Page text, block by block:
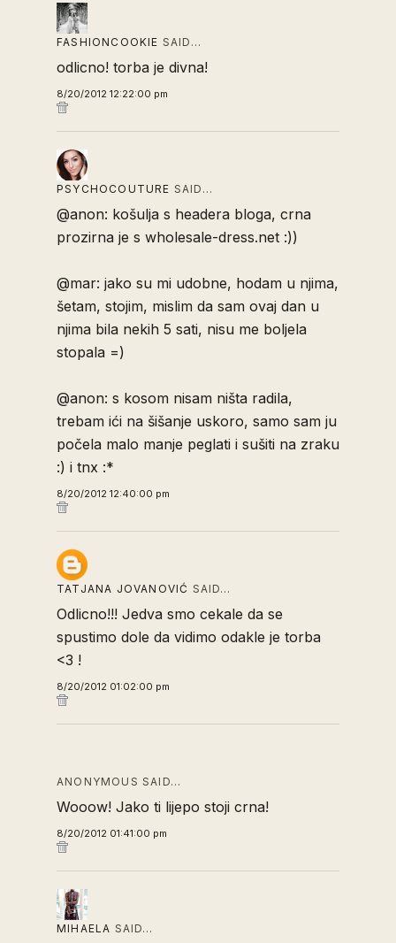
FASHIONCOOKIE SAID…
odlicno! torba je divna!
8/20/2012 12:22:00 pm
PSYCHOCOUTURE SAID…
@anon: košulja s headera bloga, crna
prozirna je s wholesale-dress.net :))
@mar: jako su mi udobne, hodam u njima,
šetam, stojim, mislim da sam ovaj dan u
njima bila nekih 5 sati, nisu me boljela
stopala =)
@anon: s kosom nisam ništa radila,
trebam ići na šišanje uskoro, samo sam ju
počela malo manje peglati i sušiti na zraku
:) i tnx :*
8/20/2012 12:40:00 pm
TATJANA JOVANOVIĆ SAID…
Odlicno!!! Jedva smo cekale da se
spustimo dole da vidimo odakle je torba
<3 !
8/20/2012 01:02:00 pm
ANONYMOUS SAID…
Wooow! Jako ti lijepo stoji crna!
8/20/2012 01:41:00 pm
MIHAELA SAID…